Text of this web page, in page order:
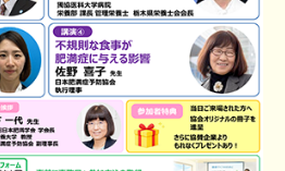
第44回日本肥満症治療学会学
ました。